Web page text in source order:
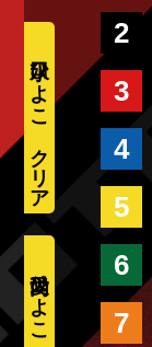
2
3
4
5
6
7
愛内ひよこ
水口ひよこ